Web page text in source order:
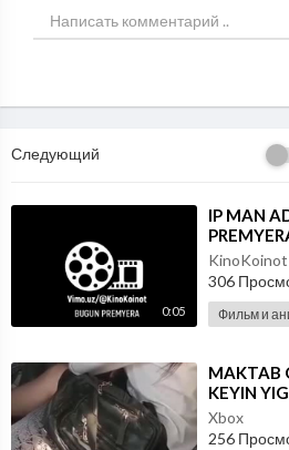
Следующий
0:05
⁣IP MAN
KinoKoinot
306
Фильм и
⁣MAKTAB
KEYIN
QOLGA
Xbox
256